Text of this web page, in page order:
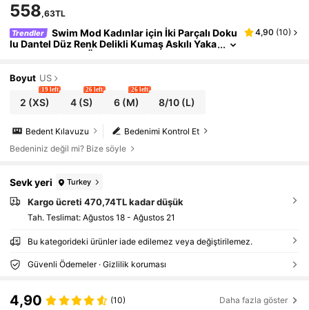
558,63TL
Trendler
Swim Mod Kadınlar için İki Parçalı Doku
lu Dantel Düz Renk Delikli Kumaş Askılı Yaka
+ Yan Bağlamalı Üçgen Alt, Çok Satan Plaj Ta
4,90 (10)
Boyut US
2 (XS)
19 left
4(S)
26 left
6(M)
26 left
8/10 (L)
Bedenimi Kontrol Et
Bedent Kılavuzu
Bedeniniz değil mi? Bize söyle
Sevk yeri Turkey
Kargo ücreti 470,74TL kadar düşük
Tah. Teslimat: Ağustos 18 - Ağustos 21
Bu kategorideki ürünler iade edilemez veya değiştirilemez.
Güvenli Ödemeler · Gizlilik koruması
4,90 (10) Daha fazla göster